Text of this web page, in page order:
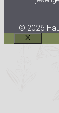
© 2026
Schließen